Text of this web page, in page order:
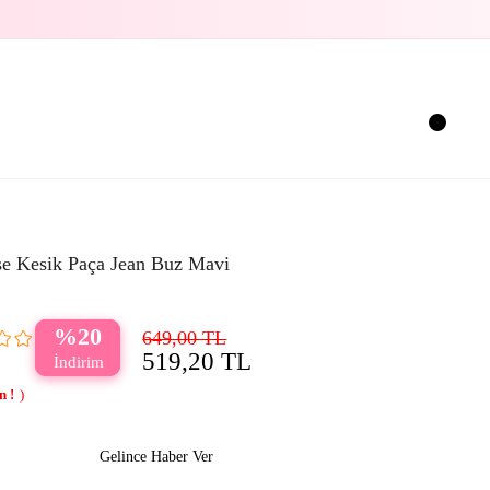
Kesik Paça Jean Buz Mavi
20 649,00 TL
519,20 TL
Gelince Haber Ver